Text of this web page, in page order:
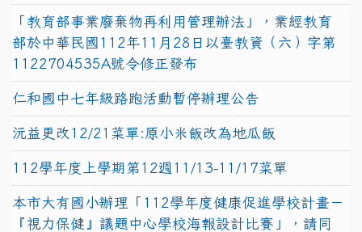
「教育部事業廢棄物再利用管理辦法」，業經教育
部於中華民國112年11月28日以臺教資（六）字第
1122704535A號令修正發布
仁和國中七年級路跑活動暫停辦理公告
沅益更改12/21菜單:原小米飯改為地瓜飯
112學年度上學期第12週11/13-11/17菜單
本市大有國小辦理「112學年度健康促進學校計畫－
『視力保健』議題中心學校海報設計比賽」，請同